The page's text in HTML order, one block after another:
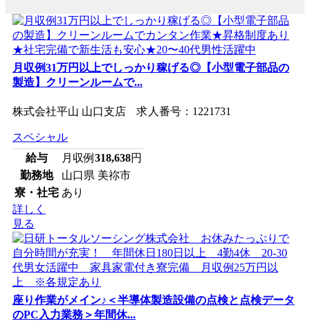
月収例31万円以上でしっかり稼げる◎【小型電子部品の
製造】クリーンルームで...
株式会社平山 山口支店 求人番号：1221731
スペシャル
給与
月収例 318,638円
勤務地
山口県 美祢市
寮・社宅 あり
詳しく
見る
座り作業がメイン♪＜半導体製造設備の点検と点検データ
のPC入力業務＞年間休...